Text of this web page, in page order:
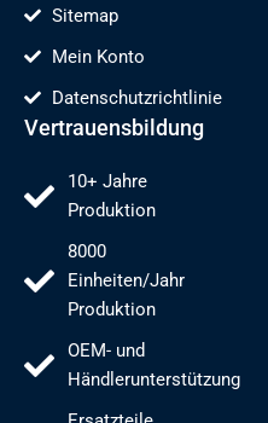
Sitemap
Mein Konto
Datenschutzrichtlinie
Vertrauensbildung
10+ Jahre
Produktion
8000
Einheiten/Jahr
Produktion
OEM- und
Händlerunterstützung